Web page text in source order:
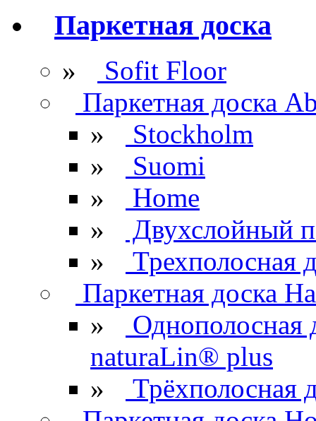
Паркетная доска
»
Sofit Floor
Паркетная доска
»
Stockholm
»
Suomi
»
Home
»
Двухслойный
»
Трехполосная
Паркетная доска
»
Однополосная
naturaLin® plus
»
Трёхполосная